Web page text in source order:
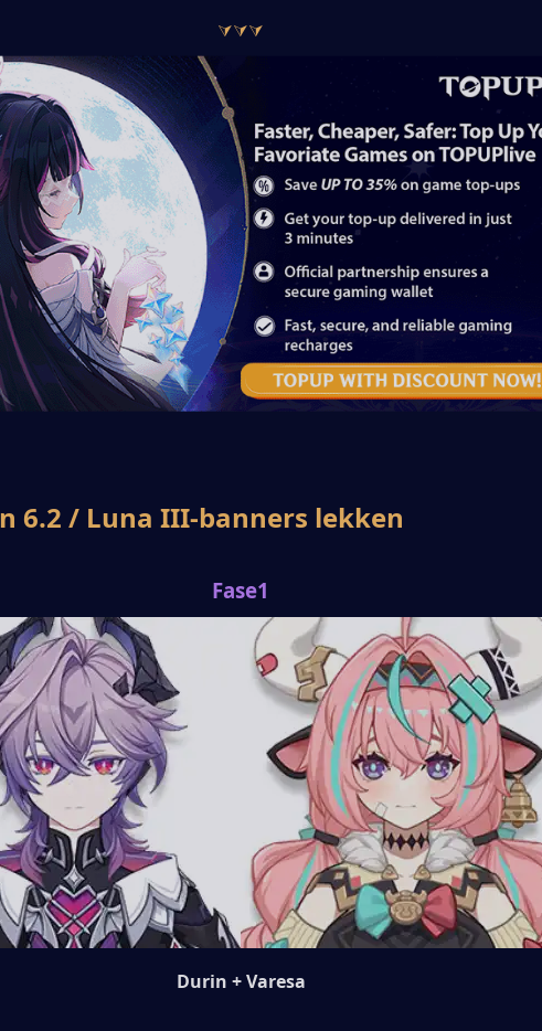
⮛⮛⮛
6.2 / Luna III-banners lekken
Fase1
Durin + Varesa